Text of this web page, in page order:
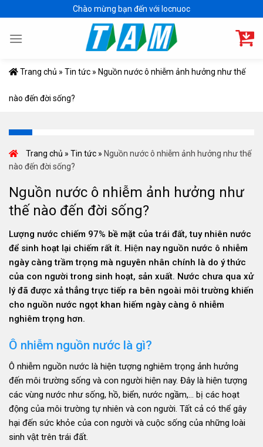
to
content
Chào mừng bạn đến với locnuoc
Trang chủ » Tin tức » Nguồn nước ô nhiễm ảnh hưởng như thế
nào đến đời sống?
Trang chủ » Tin tức » Nguồn nước ô nhiễm ảnh hưởng như thế
nào đến đời sống?
Nguồn nước ô nhiễm ảnh hưởng như
thế nào đến đời sống?
Lượng nước chiếm 97% bề mặt của trái đất, tuy nhiên nước
để sinh hoạt lại chiếm rất ít. Hiện nay nguồn nước ô nhiễm
ngày càng trầm trọng mà nguyên nhân chính là do ý thức
của con người trong sinh hoạt, sản xuất. Nước chưa qua xử
lý đã được xả thẳng trực tiếp ra bên ngoài môi trường khiến
cho nguồn nước ngọt khan hiếm ngày càng ô nhiễm
nghiêm trọng hơn.
Ô nhiễm nguồn nước là gì?
Ô nhiễm nguồn nước là hiện tượng nghiêm trọng ảnh hưởng
đến môi trường sống và con người hiện nay. Đây là hiện tượng
các vùng nước như sống, hồ, biển, nước ngầm,… bị các hoạt
động của môi trường tự nhiên và con người. Tất cả có thể gây
hại đến sức khỏe của con người và cuộc sống của những loài
sinh vật trên trái đất.